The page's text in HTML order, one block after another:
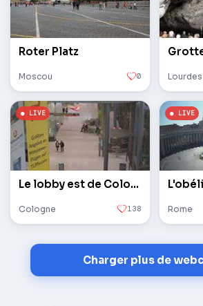
Roter Platz
Moscou 0 Lourdes
Le lobby est de Cologne / Bonn
Cologne 138 Rome
Charger plus de